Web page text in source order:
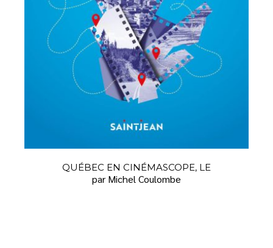
QUÉBEC EN CINÉMASCOPE, LE
par Michel Coulombe